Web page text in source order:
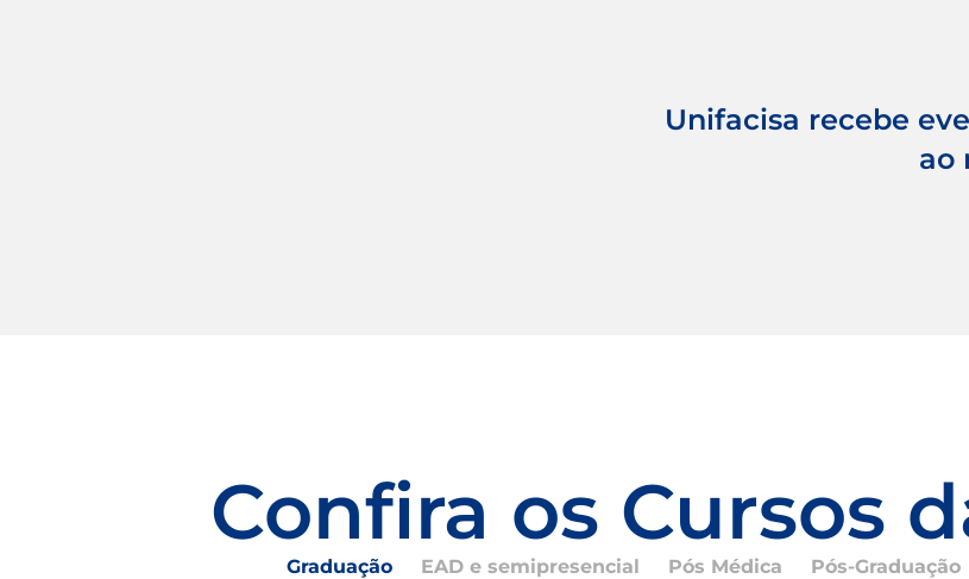
Unifacisa recebe
ao
Confira os Cursos
Graduação EAD e semipresencial Pós Médica Pós-Graduação